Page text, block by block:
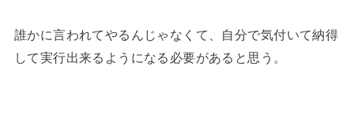
誰かに言われてやるんじゃなくて、自分で気付いて納得
して実行出来るようになる必要があると思う。